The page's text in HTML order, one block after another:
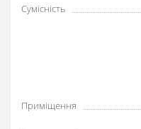
Сумісність
Приміщення